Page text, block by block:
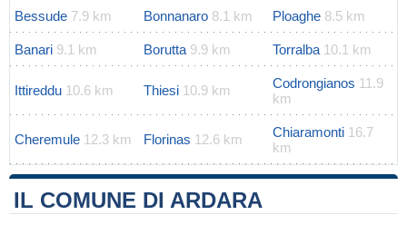
Bessude 7.9 km Bonnanaro 8.1 km Ploaghe 8.5 km
Banari 9.1 km Borutta 9.9 km Torralba 10.1 km
Ittireddu 10.6 km Thiesi 10.9 km Codrongianos 11.9
km
Cheremule 12.3 km Florinas 12.6 km Chiaramonti 16.7
km
IL COMUNE DI ARDARA